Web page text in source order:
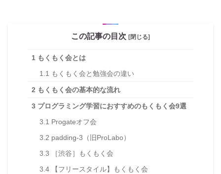
この記事の目次 [閉じる]
1 もくもく会とは
1.1 もくもく会と勉強会の違い
2 もくもく会の基本的な流れ
3 プログラミング学習におすすめのもくもく会9選
3.1 Progateオフ会
3.2 padding-3（旧ProLabo）
3.3 ［渋谷］もくもく会
3.4 【フリースタイル】もくもく会